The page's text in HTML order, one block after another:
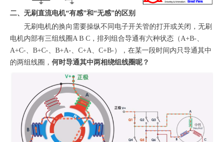
二、无刷直流电机“有感”和“无感”的区别
无刷电机的换向需要操纵不同电子开关管的打开或关闭，无刷
电机内部有三组线圈A B C，排列组合导通有六种状态（A+B-、
A+C-、B+C-、B+A-、C+A、C+B-），在某一段时间内只导通其中
的两组线圈， 何时导通其中两相绕组线圈呢？